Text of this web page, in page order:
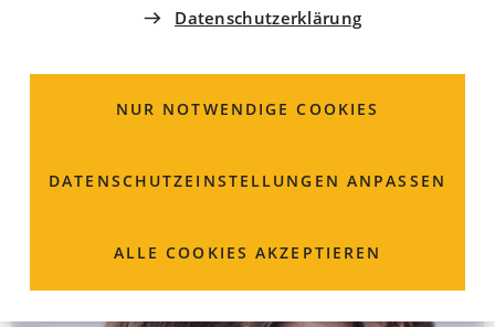
Datenschutzerklärung
NUR NOTWENDIGE COOKIES
DATENSCHUTZ­EINSTELLUNGEN ANPASSEN
ALLE COOKIES AKZEPTIEREN
sie, wenn sie als kooperative Aufgabe von Schulen und
Akteur*innen und Eltern verstanden wird.